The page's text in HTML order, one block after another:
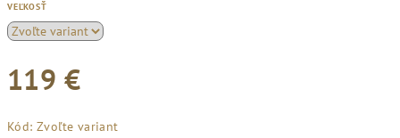
VEĽKOSŤ
119 €
cena:
Kód: Zvoľte variant